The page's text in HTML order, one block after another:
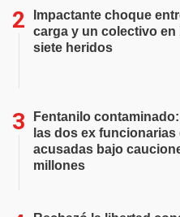
Impactante choque
carga y un colectivo en
siete heridos
Fentanilo
las dos ex funcionarias
acusadas bajo
millones